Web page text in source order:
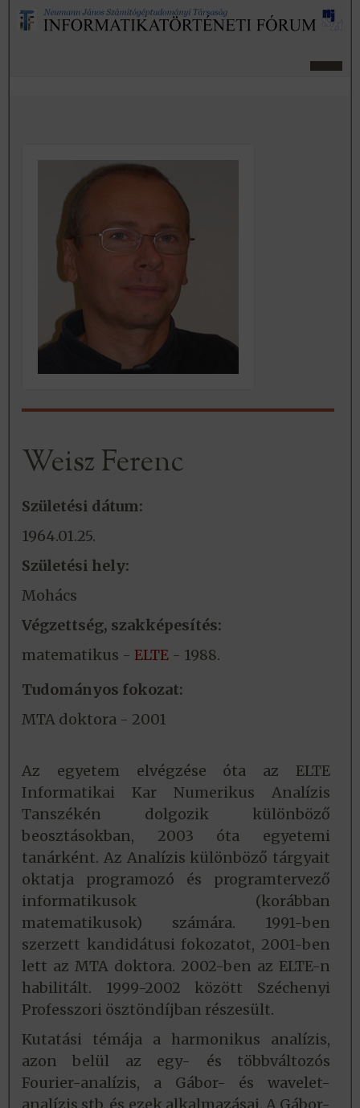
Weisz Ferenc
Születési dátum:
1964.01.25.
Születési hely:
Mohács
Végzettség, szakképesítés:
matematikus - ELTE - 1988.
Tudományos fokozat:
MTA doktora - 2001
Az egyetem elvégzése óta az ELTE
Informatikai Kar Numerikus Analízis
Tanszékén dolgozik különböző
beosztásokban, 2003 óta egyetemi
tanárként. Az Analízis különböző tárgyait
oktatja programozó és programtervező
informatikusok (korábban
matematikusok) számára. 1991-ben
szerzett kandidátusi fokozatot, 2001-ben
lett az MTA doktora. 2002-ben az ELTE-n
habilitált. 1999-2002 között Széchenyi
Professzori ösztöndíjban részesült.
Kutatási témája a harmonikus analízis,
azon belül az egy- és többváltozós
Fourier-analízis, a Gábor- és wavelet-
analízis stb. és ezek alkalmazásai. A Gábor-